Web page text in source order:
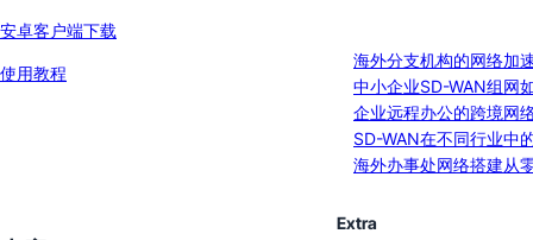
安卓客户端下载
使用教程
海外分支机构的网络加
中小企业SD-WAN组网
企业远程办公的跨境网
SD-WAN在不同行业中
海外办事处网络搭建从
Extra